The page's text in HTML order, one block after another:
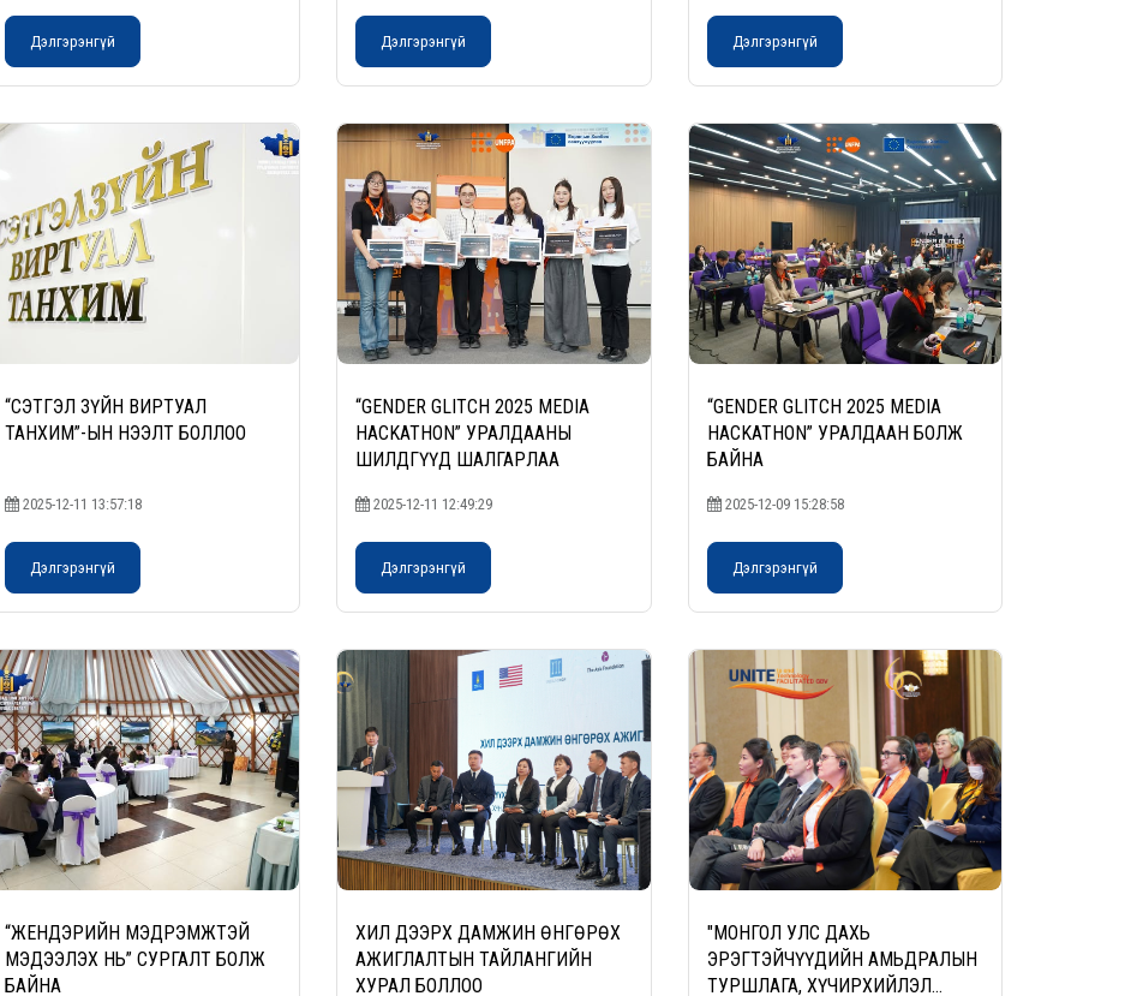
БОЛЛОО
Дэлгэрэнгүй
БАЙДЛЫН АТТАШЕ САРА БЕТ
МАШЛЫГ ХҮЛЭЭН АВЧ УУЛЗЛАА
Дэлгэрэнгүй Дэлгэрэнгүй
“СЭТГЭЛ ЗҮЙН ВИРТУАЛ
ТАНХИМ”-ЫН НЭЭЛТ БОЛЛОО
2025-12-11 13:57:18
Дэлгэрэнгүй
“GENDER GLITCH 2025 MEDIA
HACKATHON” УРАЛДААНЫ
ШИЛДГҮҮД ШАЛГАРЛАА
2025-12-11 12:49:29
Дэлгэрэнгүй
“GENDER GLITCH 2025 MEDIA
HACKATHON” УРАЛДААН БОЛЖ
БАЙНА
2025-12-09 15:28:58
Дэлгэрэнгүй
“ЖЕНДЭРИЙН МЭДРЭМЖТЭЙ
МЭДЭЭЛЭХ НЬ” СУРГАЛТ БОЛЖ
БАЙНА
ХИЛ ДЭЭРХ ДАМЖИН ӨНГӨРӨХ
АЖИГЛАЛТЫН ТАЙЛАНГИЙН
ХУРАЛ БОЛЛОО
"МОНГОЛ УЛС ДАХЬ
ЭРЭГТЭЙЧҮҮДИЙН АМЬДРАЛЫН
ТУРШЛАГА, ХҮЧИРХИЙЛЭЛ